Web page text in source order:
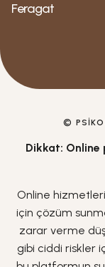
Feragat
©
Dikkat:
Online
için çözüm
zarar verme
gibi ciddi riskler